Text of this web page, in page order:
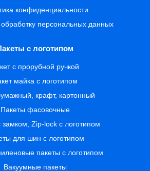
конфиденциальности
персональных данных
с логотипом
с прорубной ручкой
майка с логотипом
крафт, картонный
Пакеты фасовочные
замком, Zip-lock с логотипом
для шин с логотипом
пакеты с логотипом
Вакуумные пакеты